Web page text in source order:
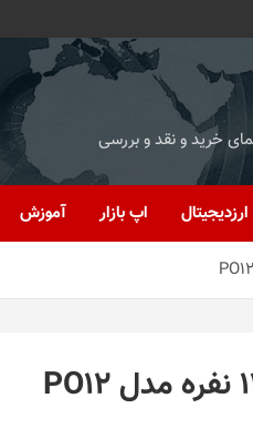
خرید و نقد و بررسی
ارزدیجیتال اپ بازار آموزش